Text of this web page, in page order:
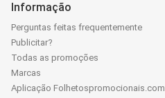
Informação
Perguntas feitas frequentemente
Publicitar?
Todas as promoções
Marcas
Aplicação Folhetospromocionais.com